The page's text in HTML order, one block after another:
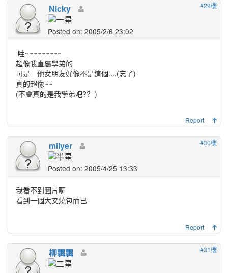
#29樓
Nicky
Posted on: 2005/2/6 23:02
哇~~~~~~~~~
超像我直屬學弟的
可是 他女朋友好像不是這個....(忘了)
真的超像~~
(不會真的是我學弟吧?? )
Report
#30樓
milyer
Posted on: 2005/4/25 13:33
我看不到圖片啊
看到一個大叉燒包而已
Report
#31樓
柳飄飄